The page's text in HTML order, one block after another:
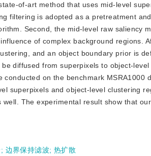
of-art method that uses mid-level
filtering is adopted as a pretreatment
Second, the mid-level raw saliency
of complex background regions.
and an object boundary prior is
diffused from superpixels to object-
conducted on the benchmark
superpixels and object-level clustering
The experimental result show that
; 边界保持滤波; 热扩散